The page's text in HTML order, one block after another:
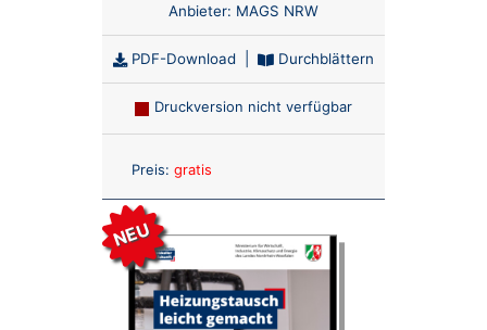
Anbieter: MAGS NRW
PDF-Download Durchblättern
Druckversion nicht verfügbar
Preis: gratis
NEU